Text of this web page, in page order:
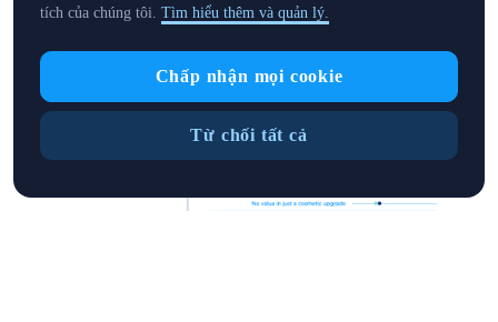
tích của chúng tôi. Tìm hiểu thêm và quản lý.
Chấp nhận mọi cookie
Từ chối tất cả